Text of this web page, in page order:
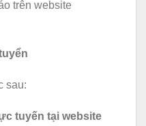
trên website
sau:
tuyến tại website